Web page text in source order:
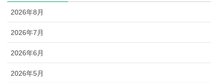
2026年8月
2026年7月
2026年6月
2026年5月